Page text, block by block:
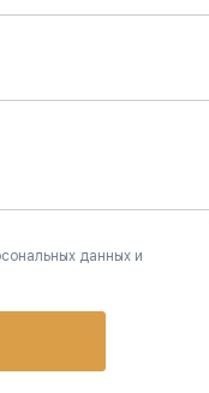
данных и